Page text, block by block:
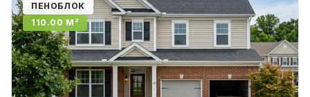
ПЕНОБЛОК
110.00 М²